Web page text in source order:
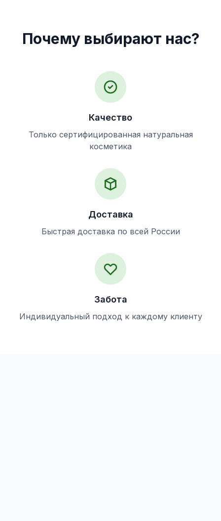
Почему выбирают нас?
Качество
Только сертифицированная натуральная
косметика
Доставка
Быстрая доставка по всей России
Забота
Индивидуальный подход к каждому клиенту